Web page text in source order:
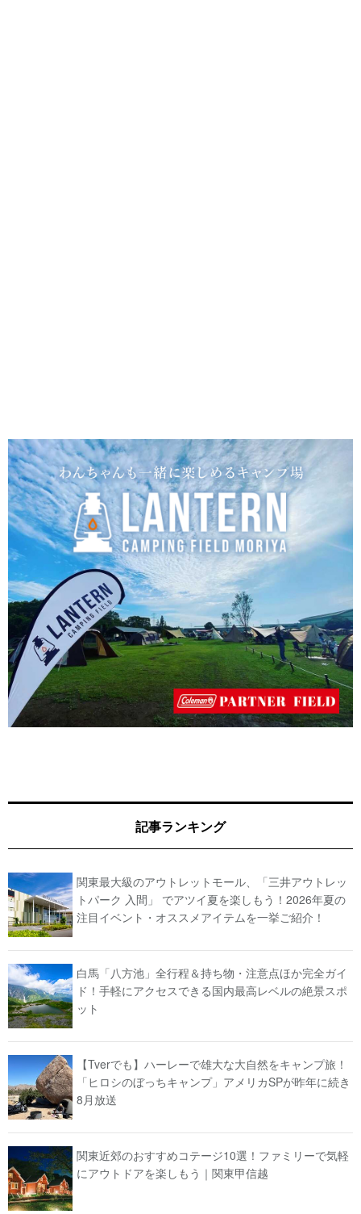
記事ランキング
関東最大級のアウトレットモール、「三井アウトレッ
トパーク 入間」 でアツイ夏を楽しもう！2026年夏の
注目イベント・オススメアイテムを一挙ご紹介！
白馬「八方池」全行程＆持ち物・注意点ほか完全ガイ
ド！手軽にアクセスできる国内最高レベルの絶景スポ
ット
【Tverでも】ハーレーで雄大な大自然をキャンプ旅！
「ヒロシのぼっちキャンプ」アメリカSPが昨年に続き
8月放送
関東近郊のおすすめコテージ10選！ファミリーで気軽
にアウトドアを楽しもう｜関東甲信越